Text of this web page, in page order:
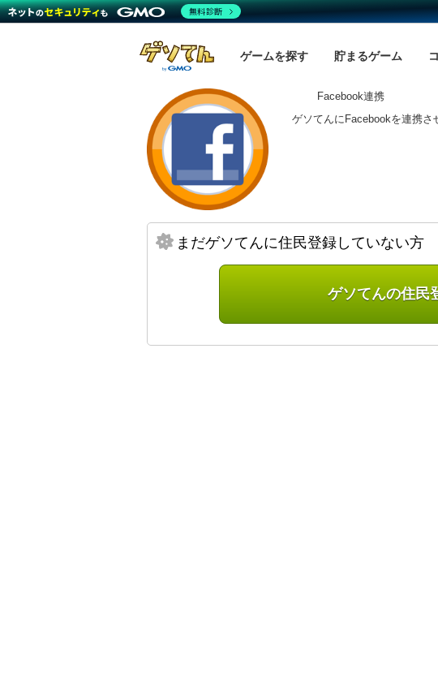
ゲームを探す 貯まるゲーム
Facebook連携
ゲソてんにFacebookを連携さ
まだゲソてんに住民登録していない方
ゲソてんの住民
無料診断